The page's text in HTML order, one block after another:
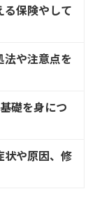
保険やして
法や注意点を
礎を身につ
状や原因、修